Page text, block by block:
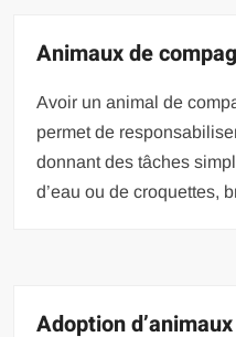
Animaux de
Avoir un animal de
permet de
donnant des tâches
d’eau ou de croquettes,
Adoption